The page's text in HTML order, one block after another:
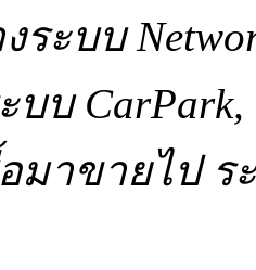
ระบบ
บบ
มาขายไป ร